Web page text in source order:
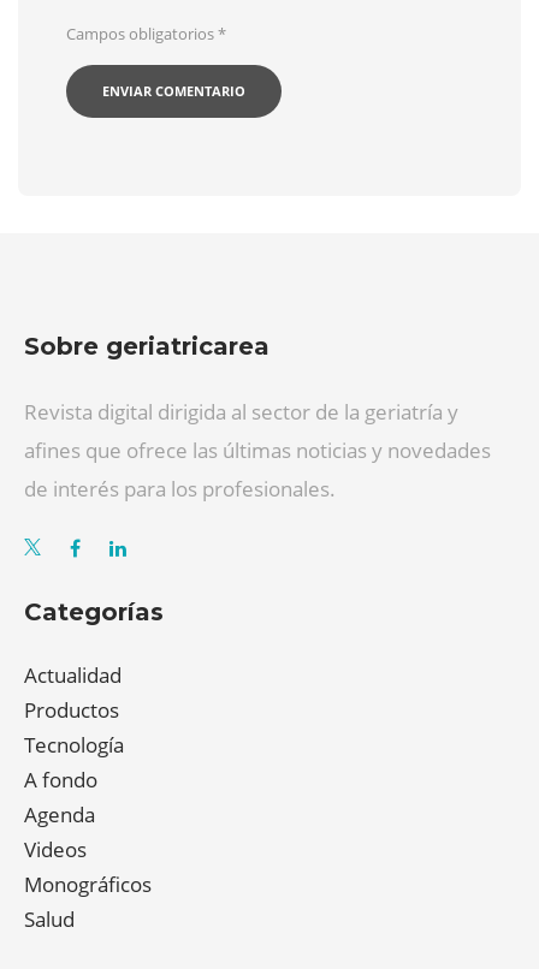
Campos obligatorios*
Sobre geriatricarea
Revista digital dirigida al sector de la geriatría y
afines que ofrece las últimas noticias y novedades
de interés para los profesionales.
Categorías
Actualidad
Productos
Tecnología
A fondo
Agenda
Videos
Monográficos
Salud